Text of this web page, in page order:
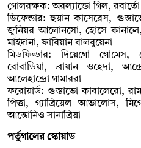
গোলরক্ষক: অরল্যান্ডো গিল, রবার্তো
ডিফেন্ডার: হুয়ান কাসেরেস,
জুনিয়র আলোনসো, হোসে কানালে,
মাইদানা, ফাবিয়ান বালবুয়েনা
মিডফিল্ডার: দিয়েগো গোমেস,
বোবাডিয়া, ব্রায়ান ওহেদা,
আলেহান্দ্রো গামাররা
ফরোয়ার্ড: গুস্তাভো কাবালেরো,
পিত্তা, গ্যাব্রিয়েল আভালোস,
আন্তোনিও সানাব্রিয়া
পর্তুগালের স্কোয়াড